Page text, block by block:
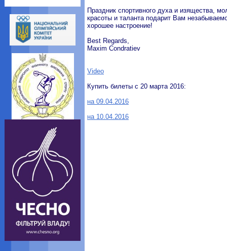
Праздник спортивного духа и изящества,
красоты и таланта подарит Вам
хорошее настроение!
Best Regards,
Maxim Condratiev
Video
Купить билеты с 20 марта 2016:
на 09.04.2016
на 10.04.2016